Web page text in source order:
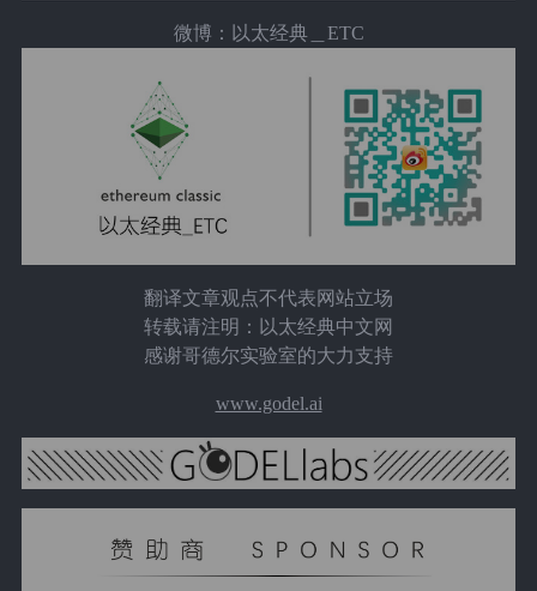
微博：以太经典＿ETC
翻译文章观点不代表网站立场
转载请注明：以太经典中文网
感谢哥德尔实验室的大力支持
www.godel.ai